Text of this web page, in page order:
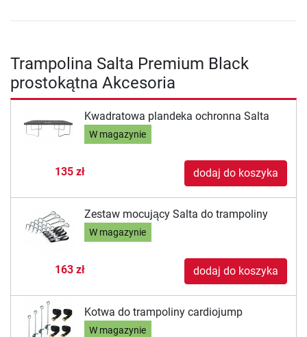
Trampolina Salta Premium Black
prostokątna Akcesoria
Kwadratowa plandeka ochronna Salta
W magazynie
135 zł dodaj do koszyka
Zestaw mocujący Salta do trampoliny
W magazynie
163 zł dodaj do koszyka
Kotwa do trampoliny cardiojump
W magazynie